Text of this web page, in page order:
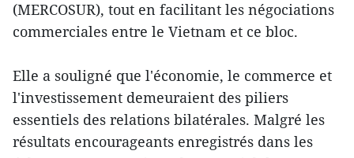
(MERCOSUR), tout en facilitant les négociations
commerciales entre le Vietnam et ce bloc.
Elle a souligné que l'économie, le commerce et
l'investissement demeuraient des piliers
essentiels des relations bilatérales. Malgré les
résultats encourageants enregistrés dans les